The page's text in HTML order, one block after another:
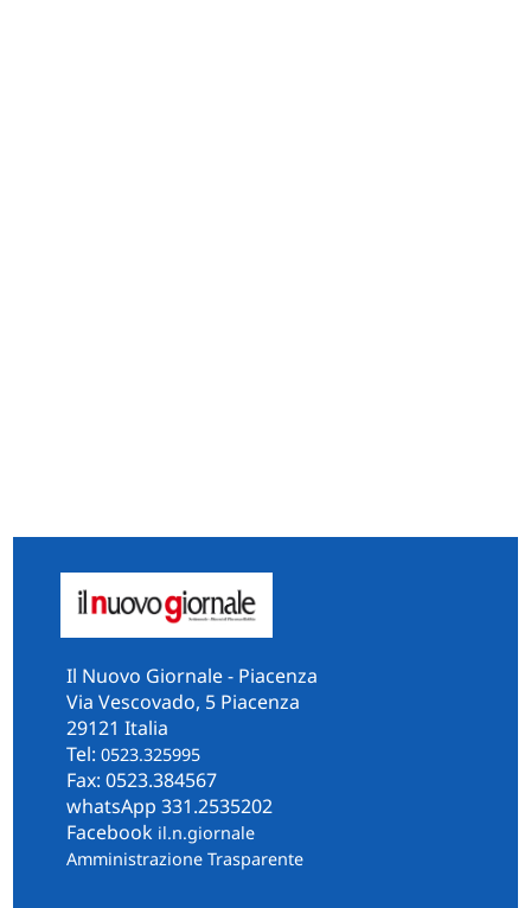
Il Nuovo Giornale - Piacenza
Via Vescovado, 5 Piacenza
29121 Italia
Tel: 0523.325995
Fax: 0523.384567
whatsApp 331.2535202
Facebook il.n.giornale
Amministrazione Trasparente